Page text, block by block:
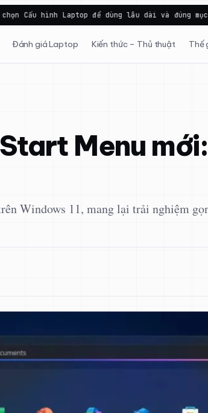
Laptop để dùng lâu dài và đúng mục… Dell
Đánh giá Laptop Kiến thức – Thủ thuật Thế
Menu
Windows 11, mang lại trải nghiệm